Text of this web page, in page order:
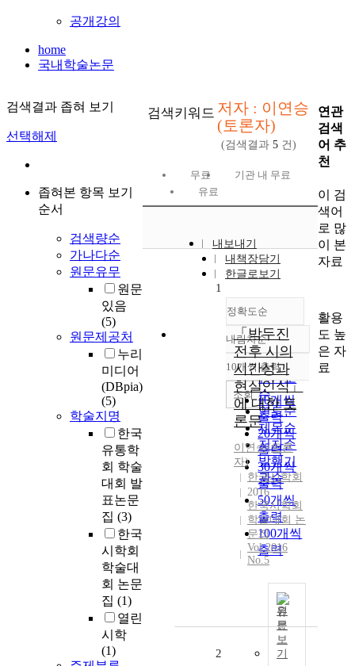
공개강의
home
국내학술논문
검색결과 좁혀 보기
선택해제
좁혀본 항목 보기
순서
검색량순
가나다순
원문유무
원문
있음
(5)
원문제공처
누리
미디어
(DBpia)
(5)
학술지명
한국
유통학
회 학술
대회 발
표논문
집 (3)
한국
시학회
학술대
회 논문
집 (1)
열린
시학
(1)
검색키워드 저자 : 이연승
(토론자)
(검색결과 5 건)
무료
기관 내 무료
유료
내보내기
내책장담기
한글로보기
정확도순
정확도
순
인기도
순
연도순
제목순
저자순
발행기
관순
내림차순
내림차순
10개씩 출력
10개씩
출력
20개씩
출력
30개씩
출력
50개씩
출력
100개씩
출력
조회
1
「박두진
전후 시의
시간성과
현실인식」
에 대한 토
론문
이연승(토론
자)
한국시학회
2016
한국시학회
학술대회 논
문집
Vol.2016
No.5
원
문
보
기
2
연관
검색
어 추
천
이 검
색어
로 많
이 본
자료
활용
도 높
은 자
료